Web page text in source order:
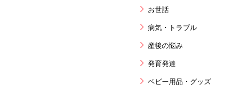
お世話
病気・トラブル
産後の悩み
発育発達
ベビー用品・グッズ